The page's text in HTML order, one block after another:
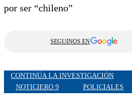
por ser “chileno”
SEGUINOS EN
CONTINÚA LA INVESTIGACIÓN
NOTICIERO 9
POLICIALES